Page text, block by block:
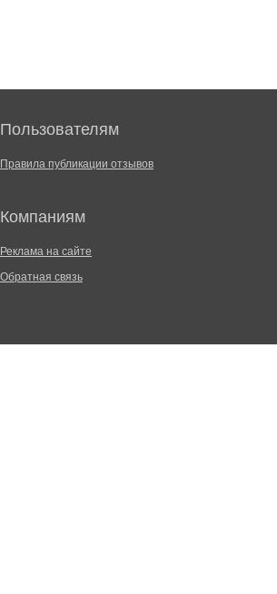
Пользователям
Правила публикации отзывов
Компаниям
Реклама на сайте
Обратная связь